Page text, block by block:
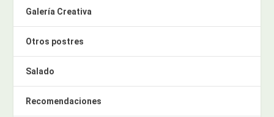
Galería Creativa
Otros postres
Salado
Recomendaciones